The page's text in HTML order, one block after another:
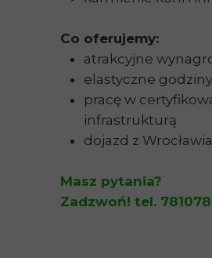
Co oferujemy:
atrakcyjne
elastyczne
pracę w
infrastrukturą
dojazd z
Masz pytania?
Zadzwoń! tel.